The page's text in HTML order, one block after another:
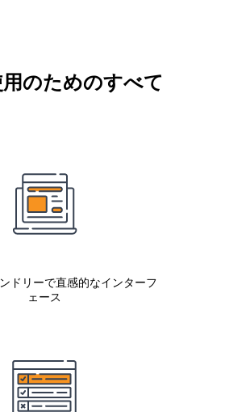
のためのすべて
ドリーで直感的なインターフ
ェース